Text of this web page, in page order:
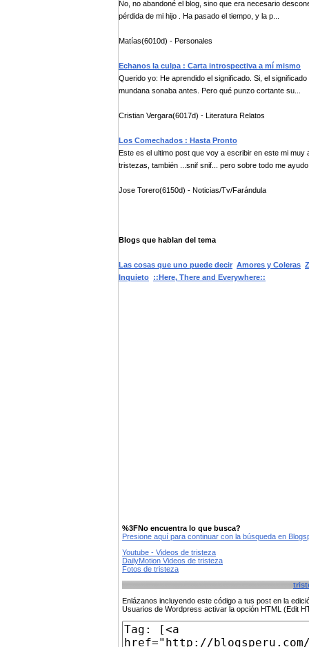
No, no abandoné el blog, sino que era necesario
pérdida de mi hijo . Ha pasado el tiempo, y la p...
Matías(6010d) - Personales
Echanos la culpa : Carta introspectiva a mí mismo
Querido yo: He aprendido el significado. Si, el
mundana sonaba antes. Pero qué punzo cortante su...
Cristian Vergara(6017d) - Literatura Relatos
Los Comechados : Hasta Pronto
Este es el ultimo post que voy a escribir en este mi
tristezas, también ...snif snif... pero sobre todo me
Jose Torero(6150d) - Noticias/Tv/Farándula
Blogs que hablan del tema
Las cosas que uno puede decir Amores y Coleras
Inquieto ::Here, There and Everywhere::
%3FNo encuentra lo que busca?
Presione aquí para continuar con la búsqueda en
Youtube - Videos de tristeza
DailyMotion Videos de tristeza
Fotos de tristeza
Enlázanos incluyendo este código a tus post en la
Usuarios de Wordpress activar la opción HTML (Edit